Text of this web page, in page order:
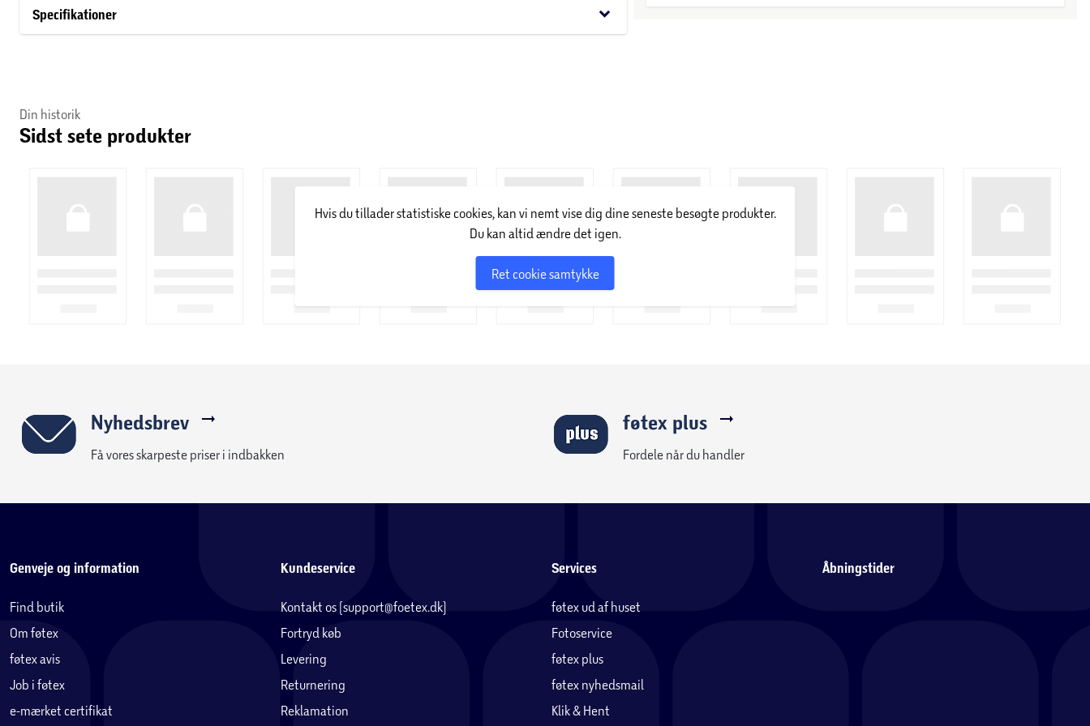
Specifikationer keyboard_arrow_down
Din historik
Sidst sete produkter
Hvis du tillader statistiske cookies, kan vi nemt vise dig dine seneste besøgte produkter.
Du kan altid ændre det igen.
Ret cookie samtykke
Nyhedsbrev
Få vores skarpeste priser i indbakken
føtex plus
Fordele når du handler
Genveje og information
Find butik
Om føtex
føtex avis
Job i føtex
e-mærket certifikat
Kundeservice
Kontakt os (support@foetex.dk)
Fortryd køb
Levering
Returnering
Reklamation
Services
føtex ud af huset
Fotoservice
føtex plus
føtex nyhedsmail
Klik & Hent
Åbningstider